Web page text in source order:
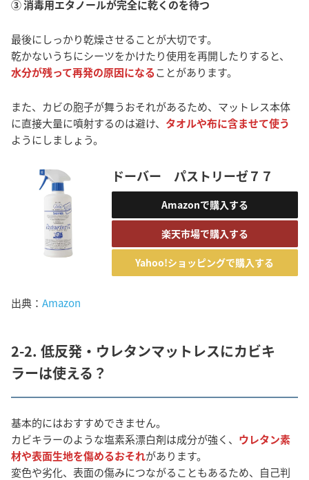
③ 消毒用エタノールが完全に乾くのを待つ
最後にしっかり乾燥させることが大切です。
乾かないうちにシーツをかけたり使用を再開したりすると、
水分が残って再発の原因になることがあります。
また、カビの胞子が舞うおそれがあるため、マットレス本体
に直接大量に噴射するのは避け、 タオルや布に含ませて使う
ようにしましょう。
ドーバー パストリーゼ７７
Amazonで購入する
楽天市場で購入する
Yahoo!ショッピングで購入する
出典： Amazon
2-2. 低反発・ウレタンマットレスにカビキ
ラーは使える？
基本的にはおすすめできません。
カビキラーのような塩素系漂白剤は成分が強く、 ウレタン素
材や表面生地を傷めるおそれがあります。
変色や劣化、表面の傷みにつながることもあるため、自己判